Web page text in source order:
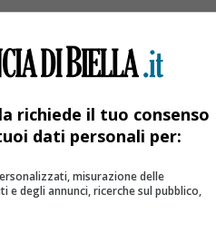
richiede il tuo consenso
dati personali per:
misurazione delle
e degli annunci, ricerche sul pubblico,